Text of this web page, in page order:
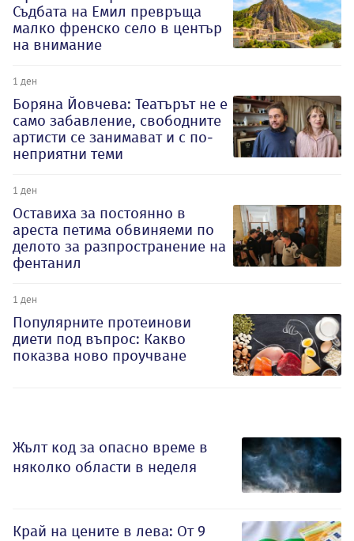
Съдбата на Емил превръща
малко френско село в център
на внимание
1 ден
Боряна Йовчева: Театърът не е
само забавление, свободните
артисти се занимават и с по-
неприятни теми
1 ден
Оставиха за постоянно в
ареста петима обвиняеми по
делото за разпространение на
фентанил
1 ден
Популярните протеинови
диети под въпрос: Какво
показва ново проучване
Жълт код за опасно време в
няколко области в неделя
Край на цените в лева: От 9